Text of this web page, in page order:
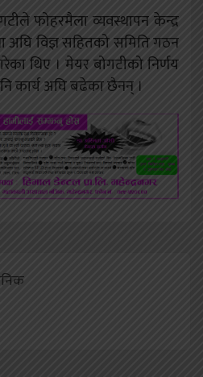
फोहरमैला व्यवस्थापन केन्द्र
अघि विज्ञ सहितको समिति गठन
थिए । मेयर बोगटीको निर्णय
कार्य अघि बढेका छैनन् ।